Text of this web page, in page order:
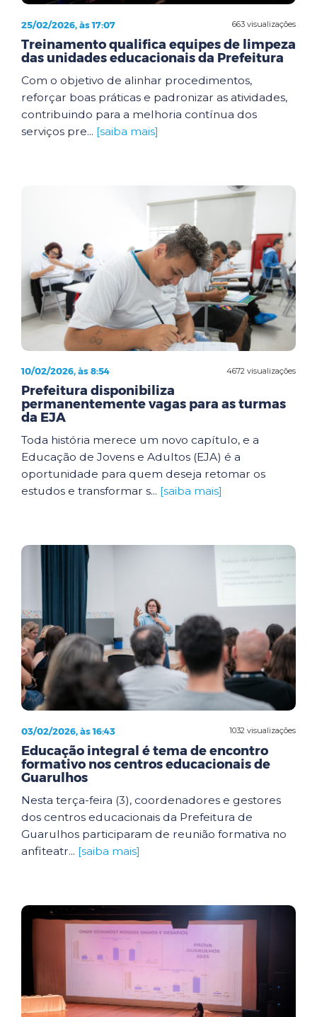
663 visualizações
25/02/2026, às 17:07
Treinamento qualifica equipes de limpeza
das unidades educacionais da Prefeitura
Com o objetivo de alinhar procedimentos,
reforçar boas práticas e padronizar as atividades,
contribuindo para a melhoria contínua dos
serviços pre... [saiba mais]
4672 visualizações
10/02/2026, às 8:54
Prefeitura disponibiliza
permanentemente vagas para as turmas
da EJA
Toda história merece um novo capítulo, e a
Educação de Jovens e Adultos (EJA) é a
oportunidade para quem deseja retomar os
estudos e transformar s... [saiba mais]
1032 visualizações
03/02/2026, às 16:43
Educação integral é tema de encontro
formativo nos centros educacionais de
Guarulhos
Nesta terça-feira (3), coordenadores e gestores
dos centros educacionais da Prefeitura de
Guarulhos participaram de reunião formativa no
anfiteatr... [saiba mais]